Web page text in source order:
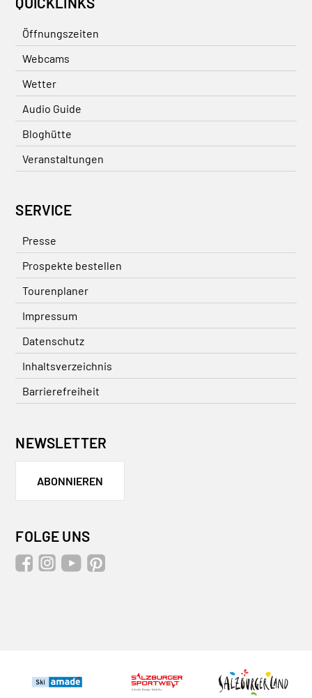
Öffnungszeiten
Webcams
Wetter
Audio Guide
Bloghütte
Veranstaltungen
SERVICE
Presse
Prospekte bestellen
Tourenplaner
Impressum
Datenschutz
Inhaltsverzeichnis
Barrierefreiheit
NEWSLETTER
ABONNIEREN
FOLGE UNS